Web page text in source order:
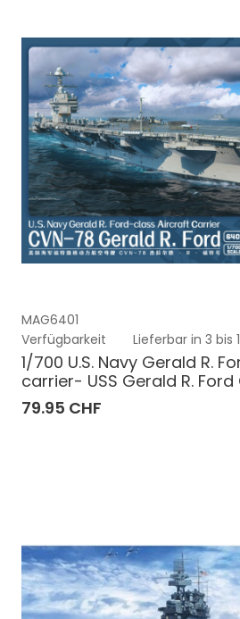
MAG6401
Verfügbarkeit
Lieferbar in 3 bis
1/700 U.S. Navy Gerald R.
carrier- USS Gerald R. Ford
79.95 CHF